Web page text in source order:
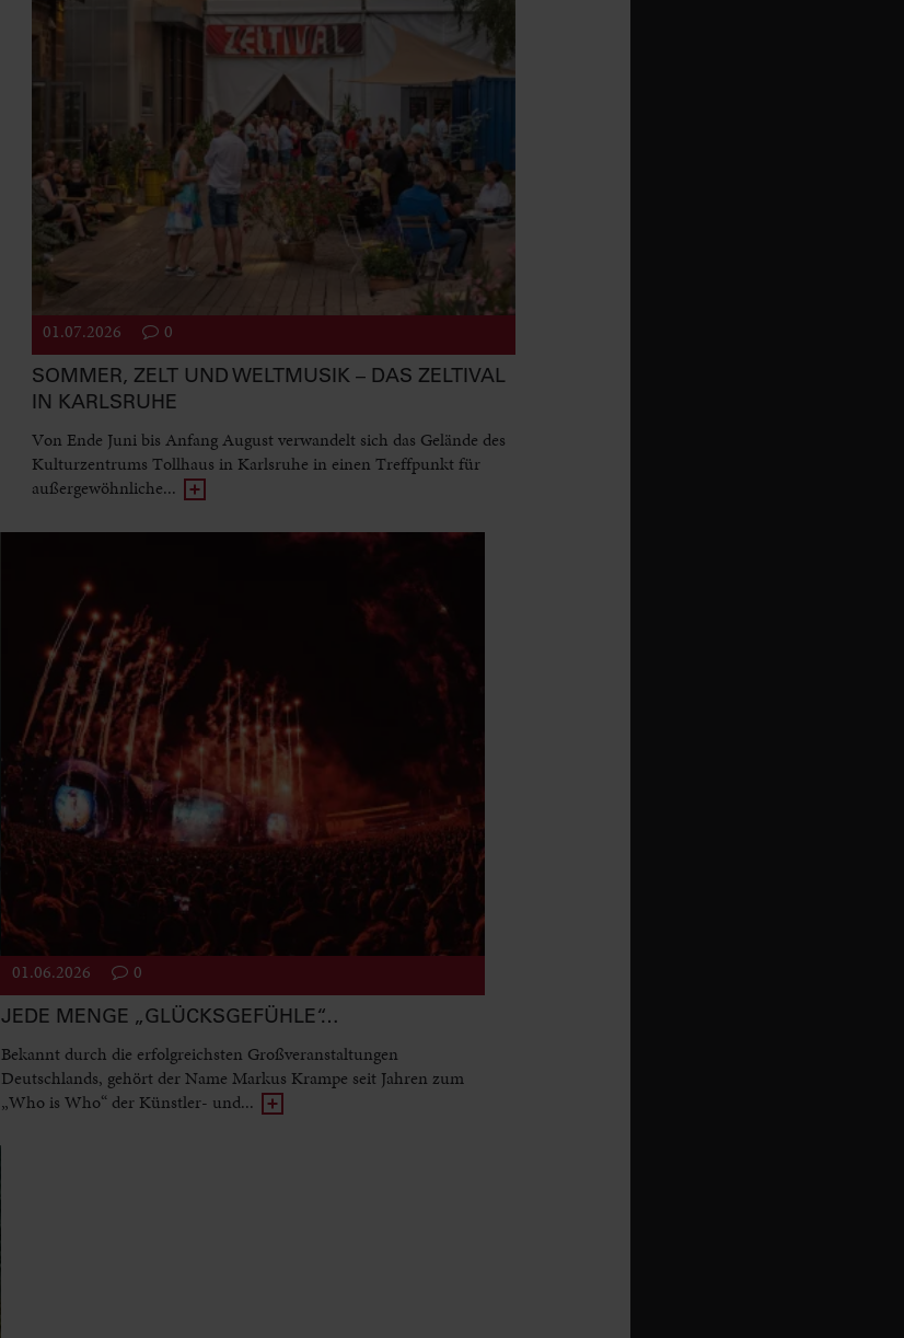
01.07.2026 0
SOMMER, ZELT UND WELTMUSIK – DAS ZELTIVAL
IN KARLSRUHE
Von Ende Juni bis Anfang August verwandelt sich das Gelände des
Kulturzentrums Tollhaus in Karlsruhe in einen Treffpunkt für
außergewöhnliche...
01.06.2026 0
JEDE MENGE „GLÜCKSGEFÜHLE“…
Bekannt durch die erfolgreichsten Großveranstaltungen
Deutschlands, gehört der Name Markus Krampe seit Jahren zum
„Who is Who“ der Künstler- und...